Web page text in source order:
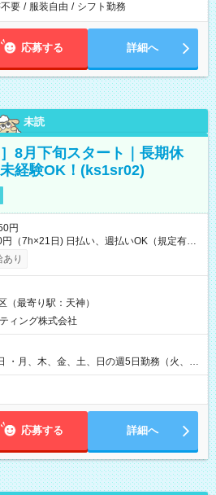
要 / 服装自由 / シフト勤務
応募する 詳細へ
未読
8月下旬スタート｜長期休
経験OK！(ks1sr02)
円
払い、週払いOK（規定有
試用期間なし
り
（最寄り駅：天神）
ィング株式会社
・月、木、金、土、日の週5日勤務（火、水
、お盆、年末年始等、長期休暇有り！） ・
ほぼナシ（0～5h/月）
応募する 詳細へ